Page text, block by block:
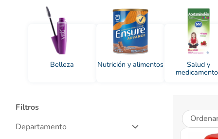
Belleza Nutrición y alimentos
Salud y
Filtros
Departamento